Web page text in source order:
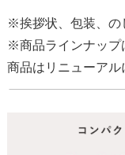
※挨拶状、包装、の
※商品ラインナップ
商品はリニューアル